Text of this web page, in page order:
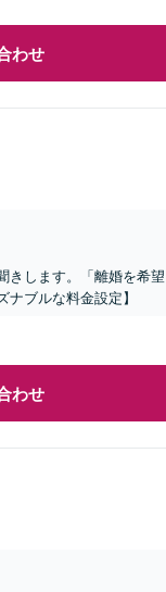
わせ
きします。「離婚を希望
ブルな料金設定】
わせ